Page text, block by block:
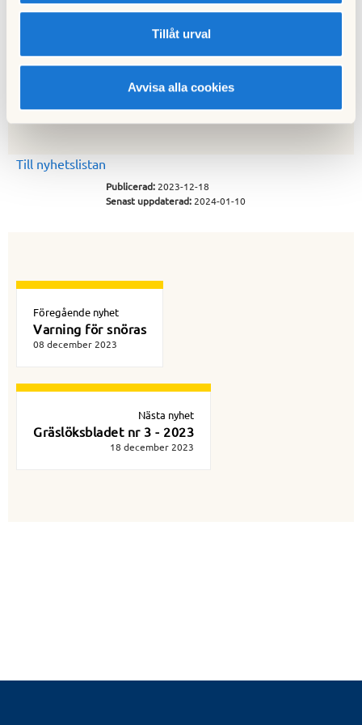
Tillåt urval
Avvisa alla cookies
Avarn är
föreningens
ePark är det
framöver ska
att ansöka om
boendeparker
ing
Till nyhetslistan
Publicerad: 2023-12-18
Senast uppdaterad: 2024-01-10
Föregående nyhet
Varning för snöras
08 december 2023
Nästa nyhet
Gräslöksbladet nr 3 - 2023
18 december 2023